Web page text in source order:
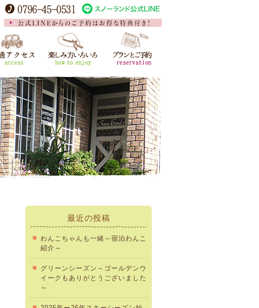
最近の投稿
わんこちゃんも一緒～宿泊わんこ
紹介～
グリーンシーズン～ゴールデンウ
イークもありがとうございました
～